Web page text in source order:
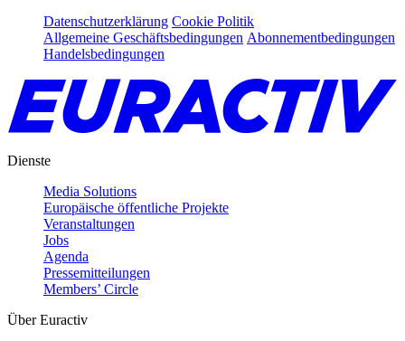
Datenschutzerklärung Cookie Politik
Allgemeine Geschäftsbedingungen Abonnementbedingungen
Handelsbedingungen
Dienste
Media Solutions
Europäische öffentliche Projekte
Veranstaltungen
Jobs
Agenda
Pressemitteilungen
Members’ Circle
Über Euractiv